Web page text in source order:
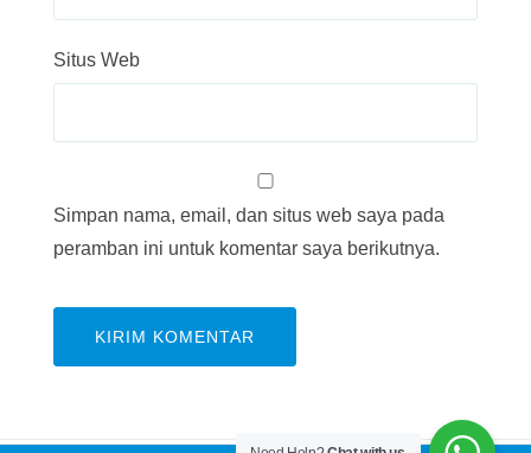
Situs Web
Simpan nama, email, dan situs web saya pada
peramban ini untuk komentar saya berikutnya.